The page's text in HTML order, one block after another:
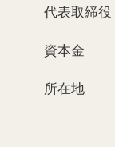
代表取締役
資本金
所在地